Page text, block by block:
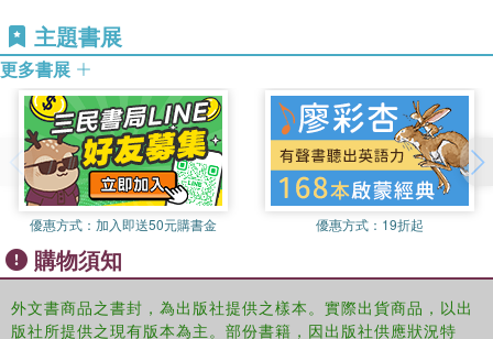
主題書展
更多書展
優惠方式： 加入即送50元購書金 優惠方式： 19折起
購物須知
外文書商品之書封，為出版社提供之樣本。實際出貨商品，以出
版社所提供之現有版本為主。部份書籍，因出版社供應狀況特